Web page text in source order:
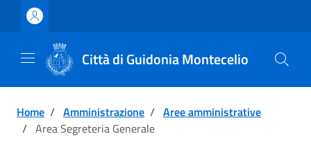
Vai ai contenuti
Vai al footer
Città di Guidonia Montecelio
Home / Amministrazione / Aree amministrative
/ Area Segreteria Generale